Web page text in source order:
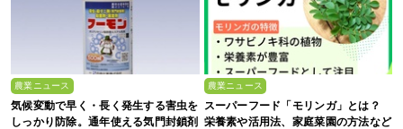
農業ニュース
気候変動で早く・長く発生する害虫を
しっかり防除。通年使える気門封鎖剤
農業ニュース
スーパーフード「モリンガ」とは？
栄養素や活用法、家庭菜園の方法など